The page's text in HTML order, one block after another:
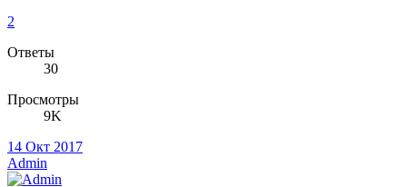
2
Ответы
30
Просмотры
9K
14 Окт 2017
Admin